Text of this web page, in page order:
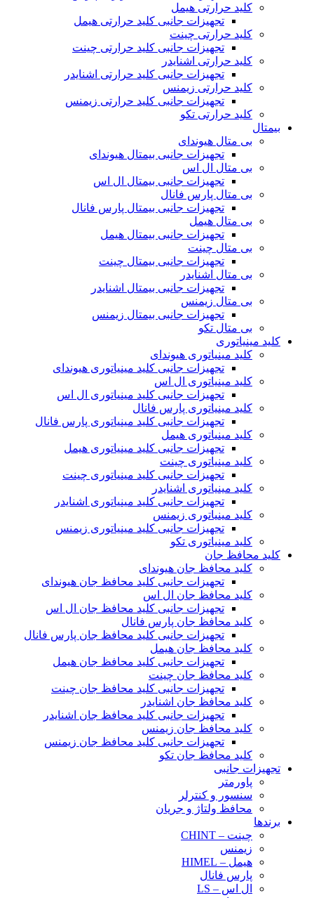
کلید حرارتی هیمل
تجهیزات جانبی کلید حرارتی هیمل
کلید حرارتی چینت
تجهیزات جانبی کلید حرارتی چینت
کلید حرارتی اشنایدر
تجهیزات جانبی کلید حرارتی اشنایدر
کلید حرارتی زیمنس
تجهیزات جانبی کلید حرارتی زیمنس
کلید حرارتی تکو
بیمتال
بی متال هیوندای
تجهیزات جانبی بیمتال هیوندای
بی متال ال اس
تجهیزات جانبی بیمتال ال اس
بی متال پارس فانال
تجهیزات جانبی بیمتال پارس فانال
بی متال هیمل
تجهیزات جانبی بیمتال هیمل
بی متال چینت
تجهیزات جانبی بیمتال چینت
بی متال اشنایدر
تجهیزات جانبی بیمتال اشنایدر
بی متال زیمنس
تجهیزات جانبی بیمتال زیمنس
بی متال تکو
کلید مینیاتوری
کلید مینیاتوری هیوندای
تجهیزات جانبی کلید مینیاتوری هیوندای
کلید مینیاتوری ال اس
تجهیزات جانبی کلید مینیاتوری ال اس
کلید مینیاتوری پارس فانال
تجهیزات جانبی کلید مینیاتوری پارس فانال
کلید مینیاتوری هیمل
تجهیزات جانبی کلید مینیاتوری هیمل
کلید مینیاتوری چینت
تجهیزات جانبی کلید مینیاتوری چینت
کلید مینیاتوری اشنایدر
تجهیزات جانبی کلید مینیاتوری اشنایدر
کلید مینیاتوری زیمنس
تجهیزات جانبی کلید مینیاتوری زیمنس
کلید مینیاتوری تکو
کلید محافظ جان
کلید محافظ جان هیوندای
تجهیزات جانبی کلید محافظ جان هیوندای
کلید محافظ جان ال اس
تجهیزات جانبی کلید محافظ جان ال اس
کلید محافظ جان پارس فانال
تجهیزات جانبی کلید محافظ جان پارس فانال
کلید محافظ جان هیمل
تجهیزات جانبی کلید محافظ جان هیمل
کلید محافظ جان چینت
تجهیزات جانبی کلید محافظ جان چینت
کلید محافظ جان اشنایدر
تجهیزات جانبی کلید محافظ جان اشنایدر
کلید محافظ جان زیمنس
تجهیزات جانبی کلید محافظ جان زیمنس
کلید محافظ جان تکو
تجهیزات جانبی
پاورمتر
سنسور و کنترلر
محافظ ولتاژ و‌ جریان
برندها
چینت – CHINT
زیمنس
هیمل – HIMEL
پارس فانال
ال اس – LS